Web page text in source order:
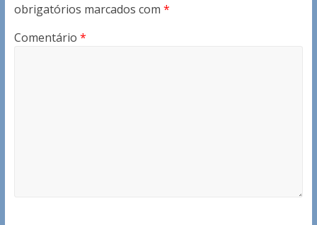
obrigatórios marcados com *
Comentário *